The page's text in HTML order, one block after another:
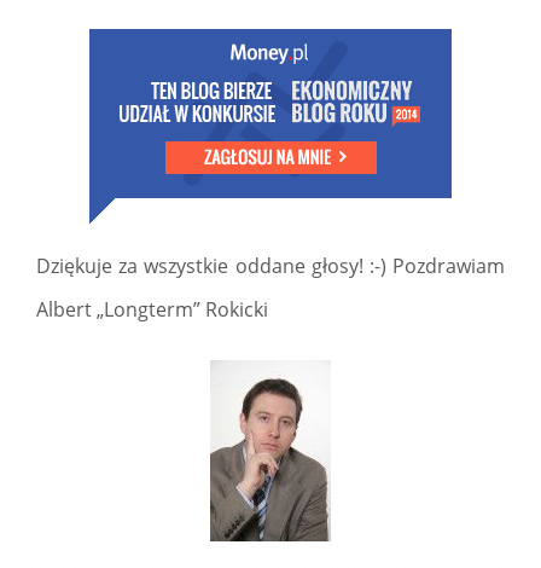
Dziękuje za wszystkie oddane głosy! :-) Pozdrawiam
Albert „Longterm” Rokicki